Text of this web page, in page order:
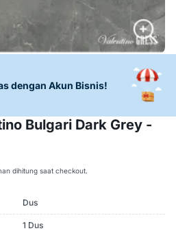
dengan Akun Bisnis!
Bulgari Dark Grey -
dihitung saat checkout.
Dus
1 Dus